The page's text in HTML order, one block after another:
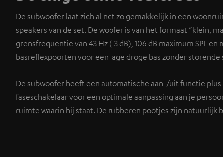
De subwoofer laat zich al net zo gemakkelijk in een
speakers van de set. De woofer is van het formaat “klein,
grensfrequentie van 43 Hz (-3 dB), 106 dB maximum SPL en
basreflexpoorten voor een lage droge bas zonder
De subwoofer heeft een automatische aan-/uit functie
faseschakelaar voor een optimale aanpassing aan je
ruimte waarin hij staat. De rubberen pootjes zijn natuurlijk